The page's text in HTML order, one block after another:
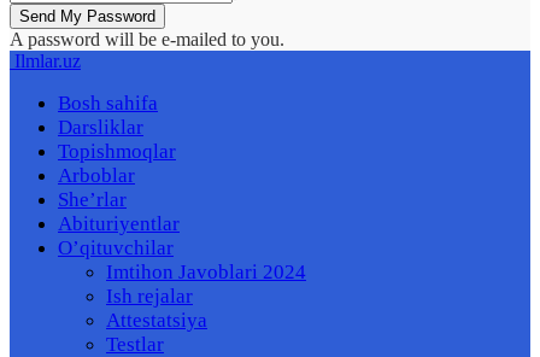
A password will be e-mailed to you.
Ilmlar.uz
Bosh sahifa
Darsliklar
Topishmoqlar
Arboblar
She’rlar
Abituriyentlar
O’qituvchilar
Imtihon Javoblari 2024
Ish rejalar
Attestatsiya
Testlar